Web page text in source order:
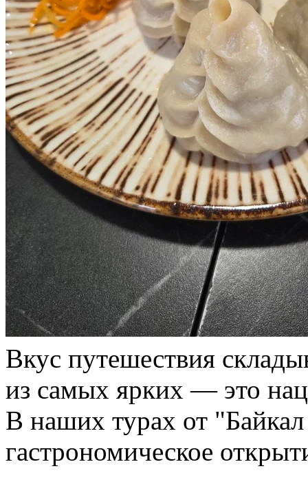
Вкус путешествия
из самых ярких — это
В наших турах от
гастрономическое